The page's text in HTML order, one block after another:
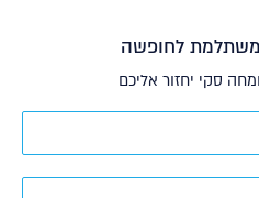
לחופשה
סקי יחזור אליכם